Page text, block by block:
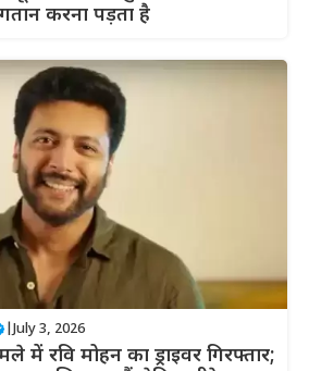
करना पड़ता है
July 3, 2026
में रवि मोहन का ड्राइवर गिरफ्तार;